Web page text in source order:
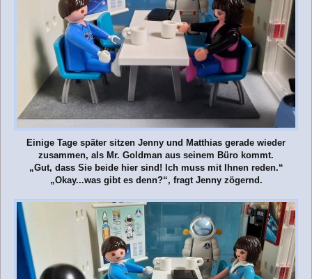
Einige Tage später sitzen Jenny und Matthias gerade wieder
zusammen, als Mr. Goldman aus seinem Büro kommt.
„Gut, dass Sie beide hier sind! Ich muss mit Ihnen reden.“
„Okay...was gibt es denn?“, fragt Jenny zögernd.